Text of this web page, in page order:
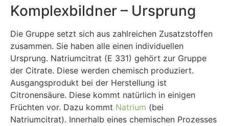
Komplexbildner – Ursprung
Die Gruppe setzt sich aus zahlreichen Zusatzstoffen
zusammen. Sie haben alle einen individuellen
Ursprung. Natriumcitrat (E 331) gehört zur Gruppe
der Citrate. Diese werden chemisch produziert.
Ausgangsprodukt bei der Herstellung ist
Citronensäure. Diese kommt natürlich in einigen
Früchten vor. Dazu kommt Natrium (bei
Natriumcitrat). Innerhalb eines chemischen Prozesses